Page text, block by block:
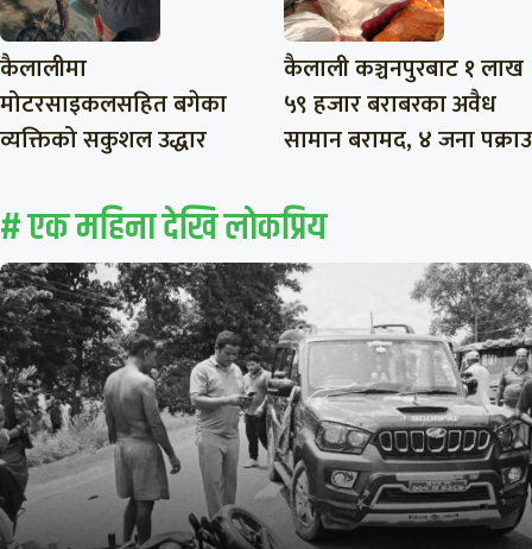
कैलालीमा
मोटरसाइकलसहित बगेका
व्यक्तिको सकुशल उद्धार
कैलाली कञ्चनपुरबाट १ लाख
५९ हजार बराबरका अवैध
सामान बरामद, ४ जना पक्राउ
# एक महिना देखि लाेकप्रिय